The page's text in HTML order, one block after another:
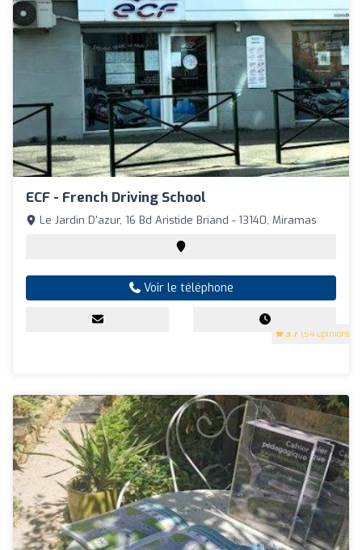
ECF - French Driving School
3.7 (54 Opinions)
Le Jardin D'azur, 16 Bd Aristide Briand - 13140, Miramas
Voir le téléphone